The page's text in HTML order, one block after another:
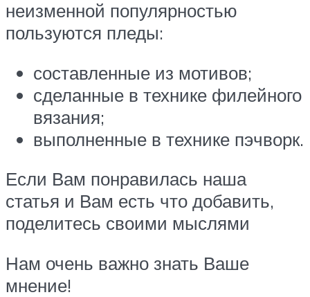
неизменной популярностью
пользуются пледы:
составленные из мотивов;
сделанные в технике филейного
вязания;
выполненные в технике пэчворк.
Если Вам понравилась наша
статья и Вам есть что добавить,
поделитесь своими мыслями
Нам очень важно знать Ваше
мнение!